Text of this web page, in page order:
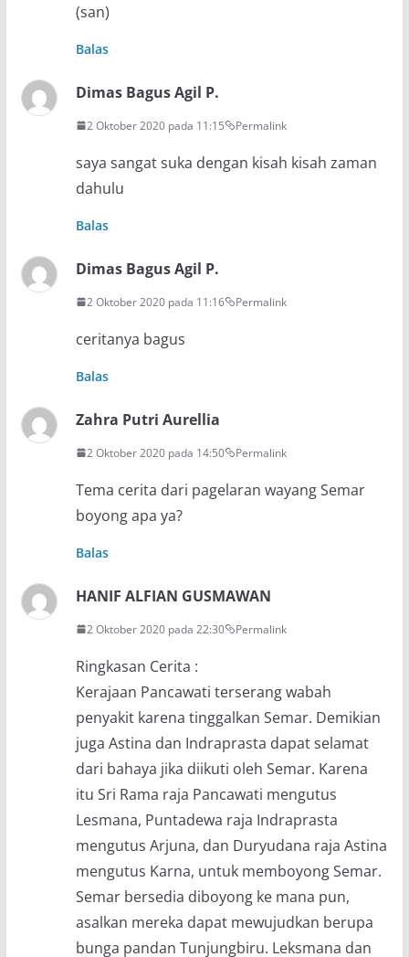
(san)
Balas
Dimas Bagus Agil P.
2 Oktober 2020 pada 11:15 Permalink
saya sangat suka dengan kisah kisah zaman
dahulu
Balas
Dimas Bagus Agil P.
2 Oktober 2020 pada 11:16 Permalink
ceritanya bagus
Balas
Zahra Putri Aurellia
2 Oktober 2020 pada 14:50 Permalink
Tema cerita dari pagelaran wayang Semar
boyong apa ya?
Balas
HANIF ALFIAN GUSMAWAN
2 Oktober 2020 pada 22:30 Permalink
Ringkasan Cerita :
Kerajaan Pancawati terserang wabah
penyakit karena tinggalkan Semar. Demikian
juga Astina dan Indraprasta dapat selamat
dari bahaya jika diikuti oleh Semar. Karena
itu Sri Rama raja Pancawati mengutus
Lesmana, Puntadewa raja Indraprasta
mengutus Arjuna, dan Duryudana raja Astina
mengutus Karna, untuk memboyong Semar.
Semar bersedia diboyong ke mana pun,
asalkan mereka dapat mewujudkan berupa
bunga pandan Tunjungbiru. Leksmana dan